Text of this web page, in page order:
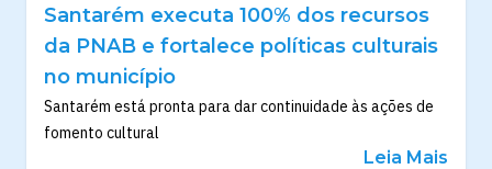
Santarém executa 100% dos recursos
da PNAB e fortalece políticas culturais
no município
Santarém está pronta para dar continuidade às ações de
fomento cultural
Leia Mais